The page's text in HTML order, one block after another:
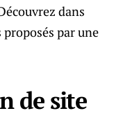
dans
proposés par une
de site